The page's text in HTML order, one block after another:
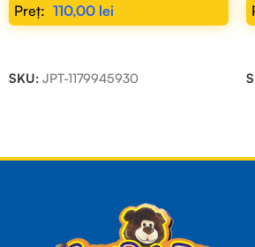
110,00 lei
SKU: JPT-1179945930